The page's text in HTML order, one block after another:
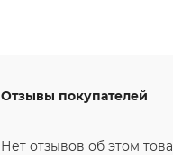
Отзывы покупателей
Нет отзывов об этом